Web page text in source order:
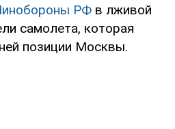
РФ в лживой
самолета, которая
позиции Москвы.